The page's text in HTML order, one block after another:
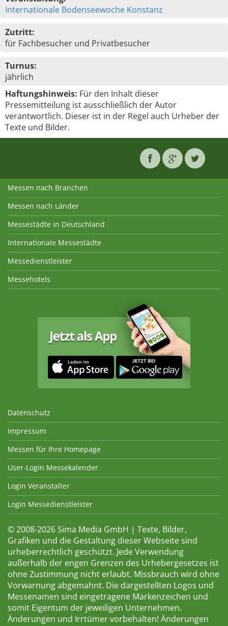
Internationale Bodenseewoche Konstanz
Zutritt:
für Fachbesucher und Privatbesucher
Turnus:
jährlich
Haftungshinweis: Für den Inhalt dieser
Pressemitteilung ist ausschließlich der Autor
verantwortlich. Dieser ist in der Regel auch Urheber der
Texte und Bilder.
Messen nach Branchen
Messen nach Länder
Messestädte in Deutschland
Internationale Messestädte
Messedienstleister
Messehotels
Datenschutz
Impressum
Messen für Ihre Homepage
User-Login Messekalender
Login Veranstalter
Login Messedienstleister
© 2008-2026 Sima Media GmbH | Texte, Bilder,
Grafiken und die Gestaltung dieser Webseite sind
urheberrechtlich geschützt. Jede Verwendung
außerhalb der engen Grenzen des Urhebergesetzes ist
ohne Zustimmung nicht erlaubt. Missbrauch wird ohne
Vorwarnung abgemahnt. Die dargestellten Logos und
Messenamen sind eingetragene Markenzeichen und
somit Eigentum der jeweiligen Unternehmen.
Änderungen und Irrtümer vorbehalten! Änderungen